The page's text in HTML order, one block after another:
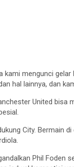
kami mengunci gelar
hal lainnya, dan
United bisa
.
City. Bermain di
Phil Foden